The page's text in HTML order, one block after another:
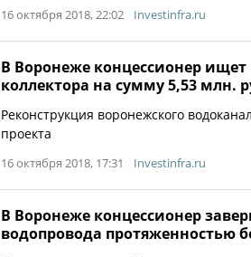
16 октября 2018, 22:02 Investinfra.ru
В Воронеже концессионер
коллектора на сумму 5,53 млн.
Реконструкция воронежского
проекта
16 октября 2018, 17:31 Investinfra.ru
В Воронеже концессионер
водопровода протяженностью